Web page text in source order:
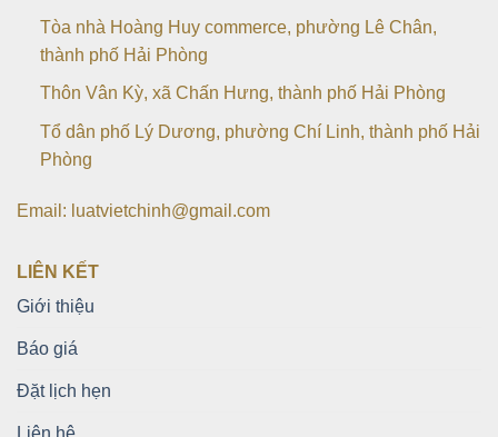
Tòa nhà Hoàng Huy commerce, phường Lê Chân,
thành phố Hải Phòng
Thôn Vân Kỳ, xã Chấn Hưng, thành phố Hải Phòng
Tổ dân phố Lý Dương, phường Chí Linh, thành phố Hải
Phòng
Email: luatvietchinh@gmail.com
LIÊN KẾT
Giới thiệu
Báo giá
Đặt lịch hẹn
Liên hệ